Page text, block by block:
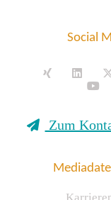
Social
Zum